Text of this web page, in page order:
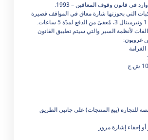
في قانون وقوف المعاقين – 1993.
التي بحوزتها شارة معاق في المواقف قصيرة
لأنظمة السير والتي سيتم تطبيق القانون
غرويون:
للتجارة (بيع المنتجات) على جانبي الطريق
إخفاء إشارة مرور